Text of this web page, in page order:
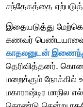
சந்தேகத்தை
இதையடுத்து
கணவர்
காதலனுடன்
தெரிவித்தனர்.
மறைக்கும் நோக்கில்
மகாராஷ்டிர மாநில